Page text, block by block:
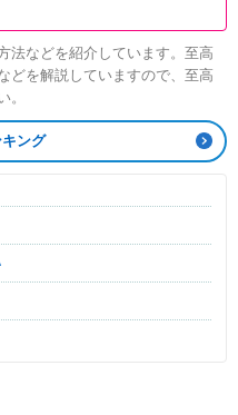
法などを紹介しています。至高
どを解説していますので、至高
。
ング